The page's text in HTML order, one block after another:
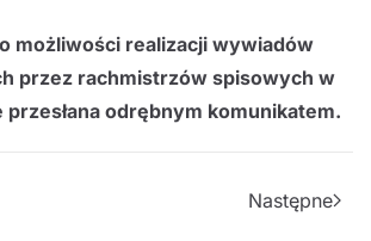
możliwości realizacji wywiadów
przez rachmistrzów spisowych w
odrębnym komunikatem.
Następne